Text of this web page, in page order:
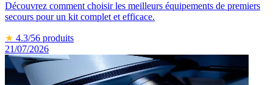
Découvrez comment choisir les meilleurs équipements de premiers
secours pour un kit complet et efficace.
★ 4.3/56 produits
21/07/2026